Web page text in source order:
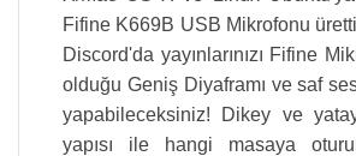
Fifine K669B USB Mikrofonu
Discord'da yayınlarınızı Fifine
olduğu Geniş Diyaframı ve saf
yapabileceksiniz! Dikey ve
yapısı ile hangi masaya